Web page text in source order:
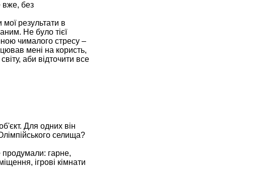
вже, без
результати в
Не було тієї
чималого стресу –
мені на користь,
аби відточити все
Для одних він
селища?
гарне,
ігрові кімнати